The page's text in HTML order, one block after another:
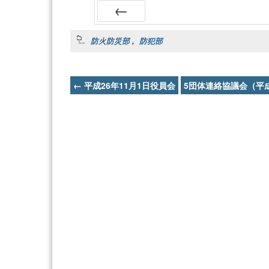
防火防災部 , 防犯部
Post
← 平成26年11月1日役員会 5団体連絡協議会（平